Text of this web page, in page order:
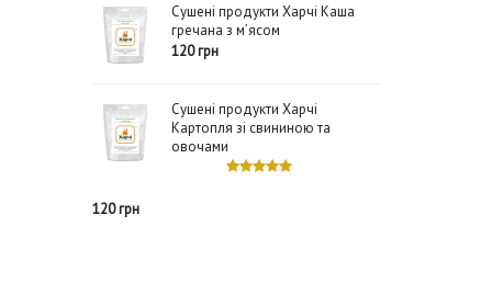
Сушені продукти Харчі Каша
гречана з м’ясом
120 грн
Сушені продукти Харчі
Картопля зі свининою та
овочами
120 грн